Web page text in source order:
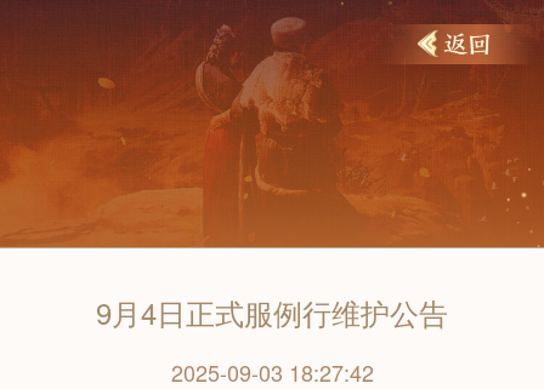
9月4日正式服例行维护公告
2025-09-03 18:27:42